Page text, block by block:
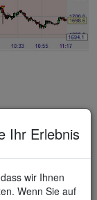
in die Nacht auf
Ihr Erlebnis
wir Ihnen
Wenn Sie auf